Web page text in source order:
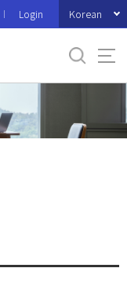
Login Korean